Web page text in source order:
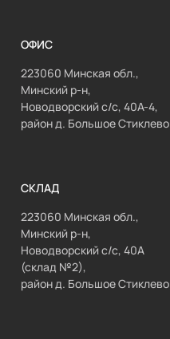
ОФИС
223060 Минская обл.,
Минский р-н,
Новодворский с/с, 40А-4,
район д. Большое Стиклево
СКЛАД
223060 Минская обл.,
Минский р-н,
Новодворский с/с, 40А
(склад №2),
район д. Большое Стиклево